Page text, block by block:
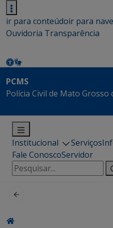
ir para conteúdoir para
Ouvidoria Transparência
PCMS
Polícia Civil de Mato Grosso
Institucional Serviços
Fale ConoscoServidor
Pesquisar
por: